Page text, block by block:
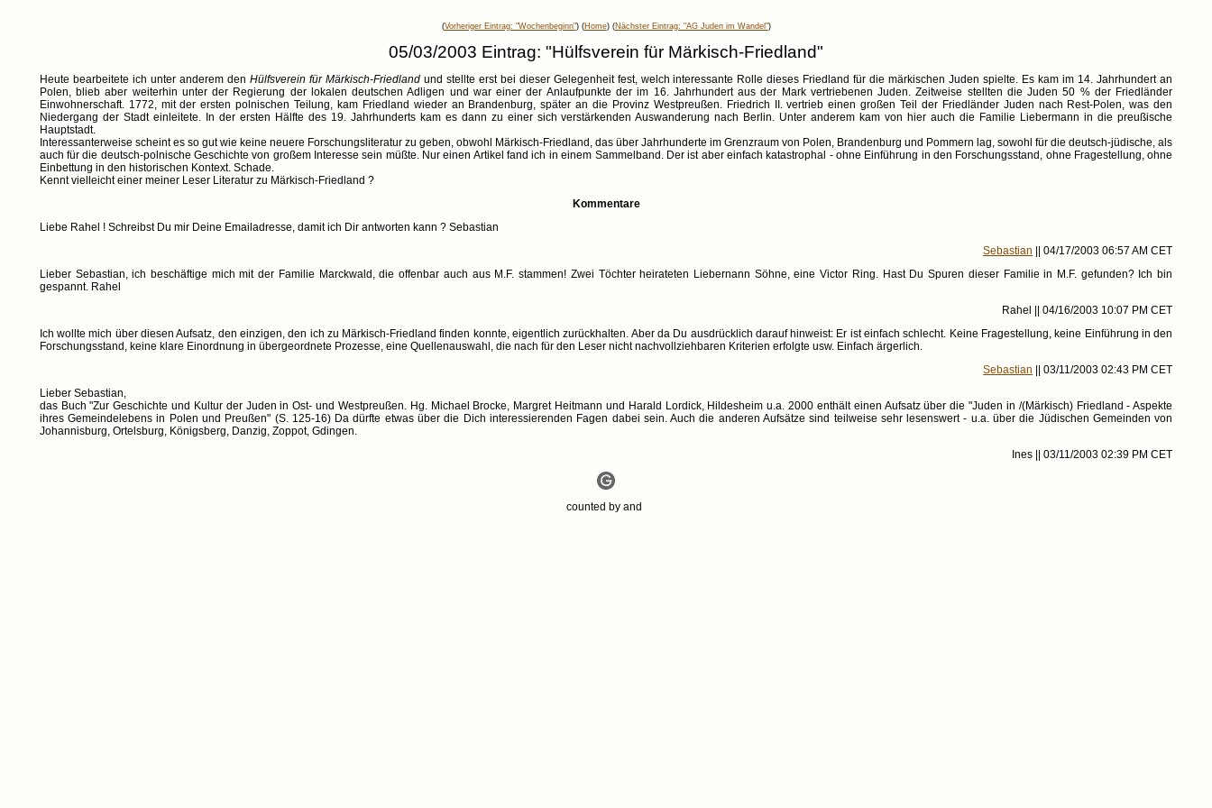
(Vorheriger Eintrag: "Wochenbeginn") (Home) (Nächster Eintrag: "AG Juden im Wandel")
05/03/2003 Eintrag: "Hülfsverein für Märkisch-Friedland"
Heute bearbeitete ich unter anderem den Hülfsverein für Märkisch-Friedlandund stellte erst bei dieser Gelegenheit fest, welch interessante Rolle dieses Friedland für die märkischen Juden spielte. Es kam im 14. Jahrhundert an
Polen, blieb aber weiterhin unter der Regierung der lokalen deutschen Adligen und war einer der Anlaufpunkte der im 16. Jahrhundert aus der Mark vertriebenen Juden. Zeitweise stellten die Juden 50 % der Friedländer
Einwohnerschaft. 1772, mit der ersten polnischen Teilung, kam Friedland wieder an Brandenburg, später an die Provinz Westpreußen. Friedrich II. vertrieb einen großen Teil der Friedländer Juden nach Rest-Polen, was den
Niedergang der Stadt einleitete. In der ersten Hälfte des 19. Jahrhunderts kam es dann zu einer sich verstärkenden Auswanderung nach Berlin. Unter anderem kam von hier auch die Familie Liebermann in die preußische
Hauptstadt.
Interessanterweise scheint es so gut wie keine neuere Forschungsliteratur zu geben, obwohl Märkisch-Friedland, das über Jahrhunderte im Grenzraum von Polen, Brandenburg und Pommern lag, sowohl für die deutsch-jüdische, als
auch für die deutsch-polnische Geschichte von großem Interesse sein müßte. Nur einen Artikel fand ich in einem Sammelband. Der ist aber einfach katastrophal - ohne Einführung in den Forschungsstand, ohne Fragestellung, ohne
Einbettung in den historischen Kontext. Schade.
Kennt vielleicht einer meiner Leser Literatur zu Märkisch-Friedland ?
Kommentare
Liebe Rahel ! Schreibst Du mir Deine Emailadresse, damit ich Dir antworten kann ? Sebastian
Sebastian || 04/17/2003 06:57 AM CET
Lieber Sebastian, ich beschäftige mich mit der Familie Marckwald, die offenbar auch aus M.F. stammen! Zwei Töchter heirateten Liebernann Söhne, eine Victor Ring. Hast Du Spuren dieser Familie in M.F. gefunden? Ich bin
gespannt. Rahel
Rahel || 04/16/2003 10:07 PM CET
Ich wollte mich über diesen Aufsatz, den einzigen, den ich zu Märkisch-Friedland finden konnte, eigentlich zurückhalten. Aber da Du ausdrücklich darauf hinweist: Er ist einfach schlecht. Keine Fragestellung, keine Einführung in den
Forschungsstand, keine klare Einordnung in übergeordnete Prozesse, eine Quellenauswahl, die nach für den Leser nicht nachvollziehbaren Kriterien erfolgte usw. Einfach ärgerlich.
Sebastian || 03/11/2003 02:43 PM CET
Lieber Sebastian,
das Buch "Zur Geschichte und Kultur der Juden in Ost- und Westpreußen. Hg. Michael Brocke, Margret Heitmann und Harald Lordick, Hildesheim u.a. 2000 enthält einen Aufsatz über die "Juden in /(Märkisch) Friedland - Aspekte
ihres Gemeindelebens in Polen und Preußen" (S. 125-16) Da dürfte etwas über die Dich interessierenden Fagen dabei sein. Auch die anderen Aufsätze sind teilweise sehr lesenswert - u.a. über die Jüdischen Gemeinden von
Johannisburg, Ortelsburg, Königsberg, Danzig, Zoppot, Gdingen.
Ines || 03/11/2003 02:39 PM CET
counted by and